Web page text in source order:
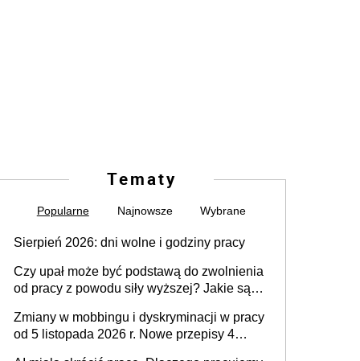
Tematy
Popularne Najnowsze Wybrane
Sierpień 2026: dni wolne i godziny pracy
Czy upał może być podstawą do zwolnienia
od pracy z powodu siły wyższej? Jakie są
Zmiany w mobbingu i dyskryminacji w pracy
od 5 listopada 2026 r. Nowe przepisy 4